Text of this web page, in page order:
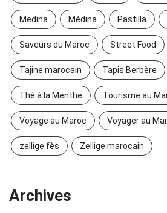
Medina Médina Pastilla
Saveurs du Maroc Street Food
Tajine marocain Tapis Berbère
Thé à la Menthe Tourisme au
Voyage au Maroc Voyager au
zellige fès Zellige marocain
Archives